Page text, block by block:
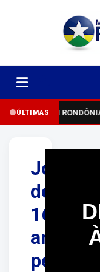
ÚLTIMASEM
Jovem
de
16
anos
perde